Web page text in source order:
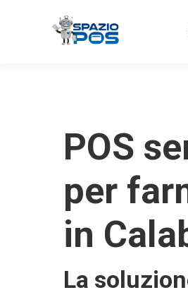
POS
per
in
La